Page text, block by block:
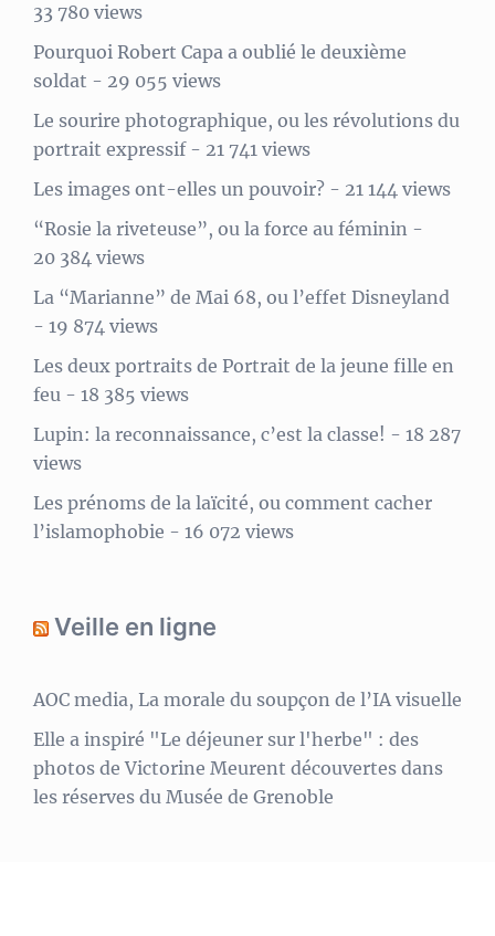
33 780 views
Pourquoi Robert Capa a oublié le deuxième
soldat - 29 055 views
Le sourire photographique, ou les révolutions du
portrait expressif- 21 741 views
Les images ont-elles un pouvoir? - 21 144 views
“Rosie la riveteuse”, ou la force au féminin -
20 384 views
La “Marianne” de Mai 68, ou l’effet Disneyland
- 19 874 views
Les deux portraits de Portrait de la jeune fille en
feu - 18 385 views
Lupin: la reconnaissance, c’est la classe! - 18 287
views
Les prénoms de la laïcité, ou comment cacher
l’islamophobie - 16 072 views
Veille en ligne
AOC media, La morale du soupçon de l’IA visuelle
Elle a inspiré "Le déjeuner sur l'herbe" : des
photos de Victorine Meurent découvertes dans
les réserves du Musée de Grenoble